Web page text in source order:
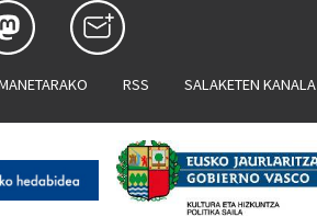
RSS SALAKETEN KANALA